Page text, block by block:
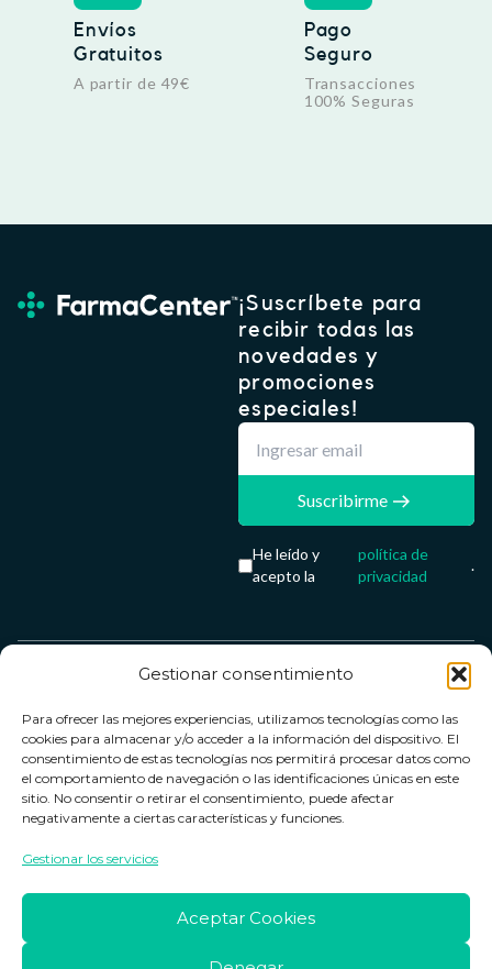
Gestionar consentimiento
Para ofrecer las mejores experiencias, utilizamos tecnologías como las
cookies para almacenar y/o acceder a la información del dispositivo. El
consentimiento de estas tecnologías nos permitirá procesar datos como
el comportamiento de navegación o las identificaciones únicas en este
sitio. No consentir o retirar el consentimiento, puede afectar
negativamente a ciertas características y funciones.
Gestionar los servicios
Aceptar Cookies
Envíos
Gratuitos
A partir de 49€
Pago
Seguro
Transacciones
100% Seguras
¡Suscríbete para
recibir todas las
novedades y
promociones
especiales!
Suscribirme
He leído y
acepto la
política de
privacidad
.
Contacto
Contacto
Política de
devoluciones
Horario de
Lun. a Vie.:
18:00h
Términos y
condiciones
Política de
privacidad
cookies
Farmacenter
digital, S.L
B24836249
info@farmacenter.es
de pago